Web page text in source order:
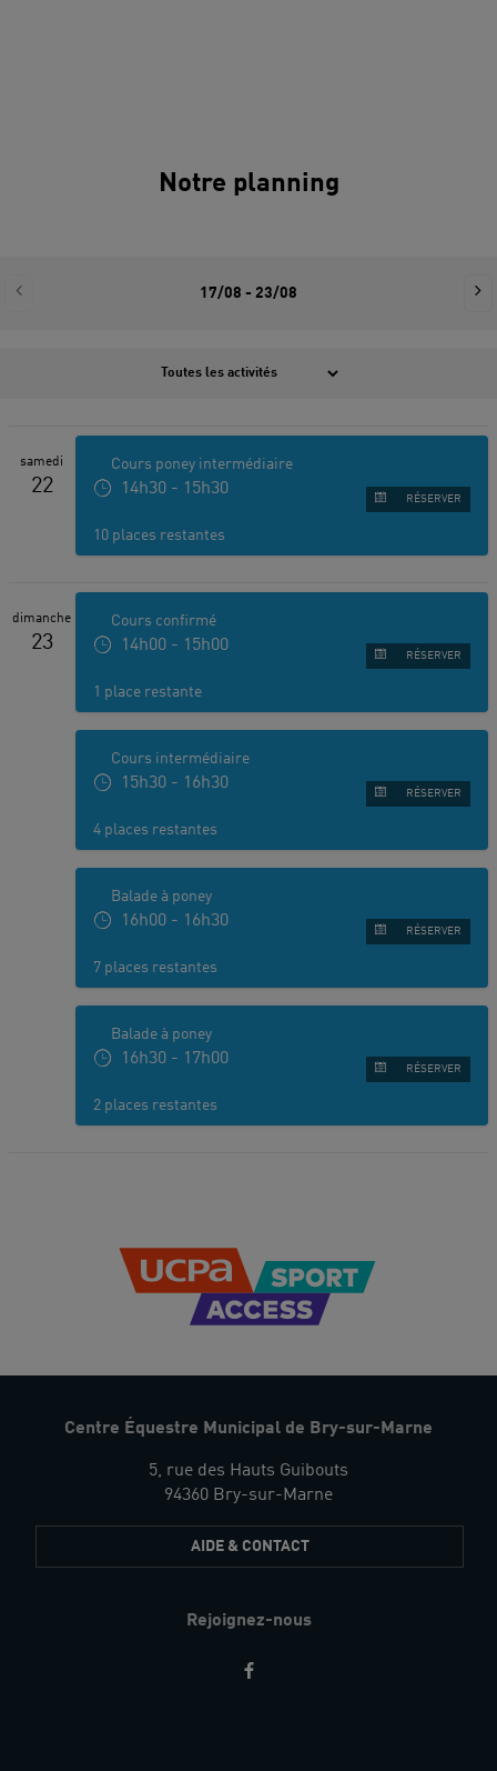
Notre planning
Centre Équestre Municipal de Bry-sur-Marne
5, rue des Hauts Guibouts
94360 Bry-sur-Marne
AIDE & CONTACT
Rejoignez-nous